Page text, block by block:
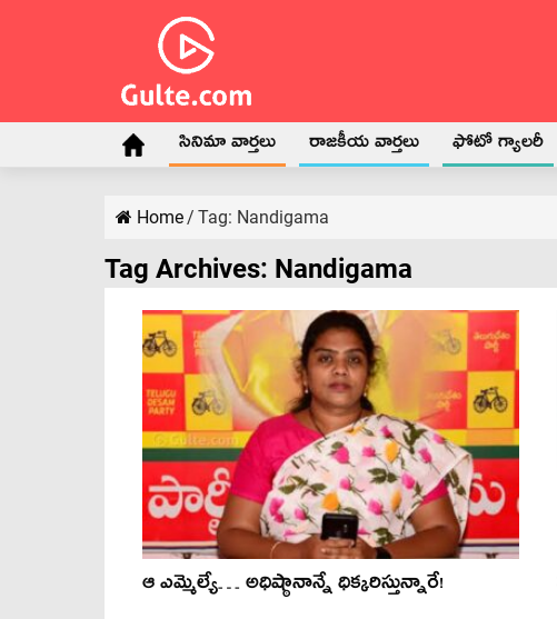
సినిమా వార్తలు రాజకీయ వార్తలు ఫోటో గ్యాలరీ
Home/ Tag: Nandigama
Tag Archives: Nandigama
ఆ ఎమ్మెల్యే… అధిష్ఠానాన్నే ధిక్కరిస్తున్నారే!